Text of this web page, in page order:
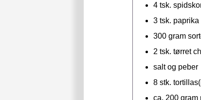
4 tsk.
3 tsk. paprika
300 gram
2 tsk. tørret
salt og peber
8 stk.
ca. 200 gram